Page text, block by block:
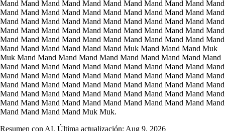
Mand Mand Mand Mand Mand Mand Mand Mand Mand Mand Mand
Mand Mand Mand Mand Mand Mand Mand Mand Mand Mand Mand
Mand Mand Mand Mand Mand Mand Mand Mand Mand Mand Mand
Mand Mand Mand Mand Mand Mand Mand Mand Mand Mand Mand
Mand Mand Mand Mand Mand Mand Mand Mand Mand Mand Mand
Mand Mand Mand Mand Mand Mand Muk Mand Mand Mand Muk
Muk Mand Mand Mand Mand Mand Mand Mand Mand Mand Mand
Mand Mand Mand Mand Mand Mand Mand Mand Mand Mand Mand
Mand Mand Mand Mand Mand Mand Mand Mand Mand Mand Mand
Mand Mand Mand Mand Mand Mand Mand Mand Mand Mand Mand
Mand Mand Mand Mand Mand Mand Mand Mand Mand Mand Mand
Mand Mand Mand Mand Mand Mand Mand Mand Mand Mand Mand
Mand Mand Mand Mand Muk Muk.
Resumen con AI. Última actualización: Aug 9, 2026